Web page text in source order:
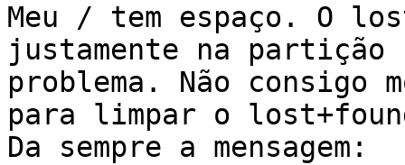
Meu / tem espaço. O
justamente na partição
problema. Não consigo
para limpar o
Da sempre a mensagem: